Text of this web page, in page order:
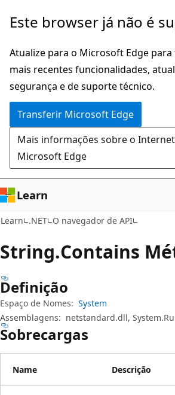
Saltar
o
conteúdo
principal
Saltar
a
navegação
na
página
Este browser já não é
Atualize para o Microsoft Edge
mais recentes funcionalidades,
segurança e de suporte técnico.
Transferir Microsoft Edge
Mais informações sobre o
Microsoft Edge
Learn
Learn .NET O navegador de API
String.Contains
Definição
Espaço de Nomes: System
Assemblagens: netstandard.dll,
Sobrecargas
Name Descrição